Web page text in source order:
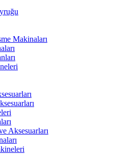
Makinaları
Aksesuarları